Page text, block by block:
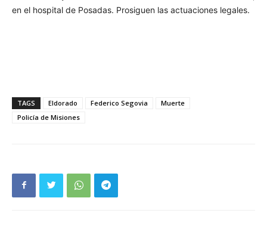
en el hospital de Posadas. Prosiguen las actuaciones legales.
TAGS Eldorado Federico Segovia
Muerte
Policía de Misiones